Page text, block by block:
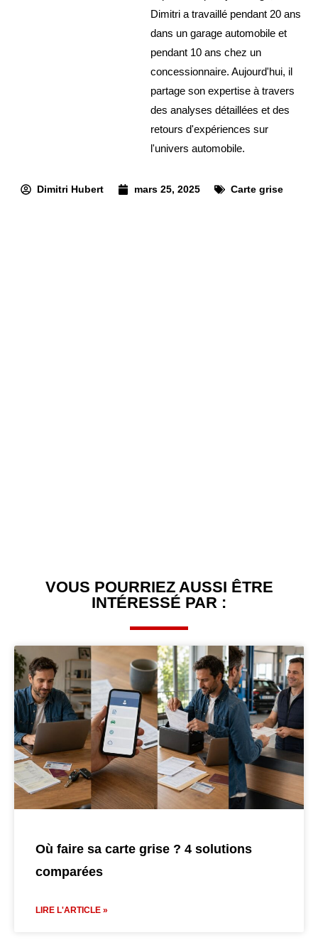
Dimitri a travaillé pendant 20 ans
dans un garage automobile et
pendant 10 ans chez un
concessionnaire. Aujourd'hui, il
partage son expertise à travers
des analyses détaillées et des
retours d'expériences sur
l'univers automobile.
Dimitri Hubert mars 25, 2025 Carte grise
VOUS POURRIEZ AUSSI ÊTRE
INTÉRESSÉ PAR :
Où faire sa carte grise ? 4 solutions
comparées
LIRE L'ARTICLE »